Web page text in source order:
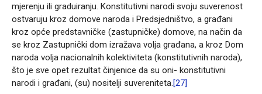
mjerenju ili graduiranju. Konstitutivni narodi svoju suverenost
ostvaruju kroz domove naroda i Predsjedništvo, a građani
kroz opće predstavničke (zastupničke) domove, na način da
se kroz Zastupnički dom izražava volja građana, a kroz Dom
naroda volja nacionalnih kolektiviteta (konstitutivnih naroda),
što je sve opet rezultat činjenice da su oni- konstitutivni
narodi i građani, (su) nositelji suvereniteta. [27]